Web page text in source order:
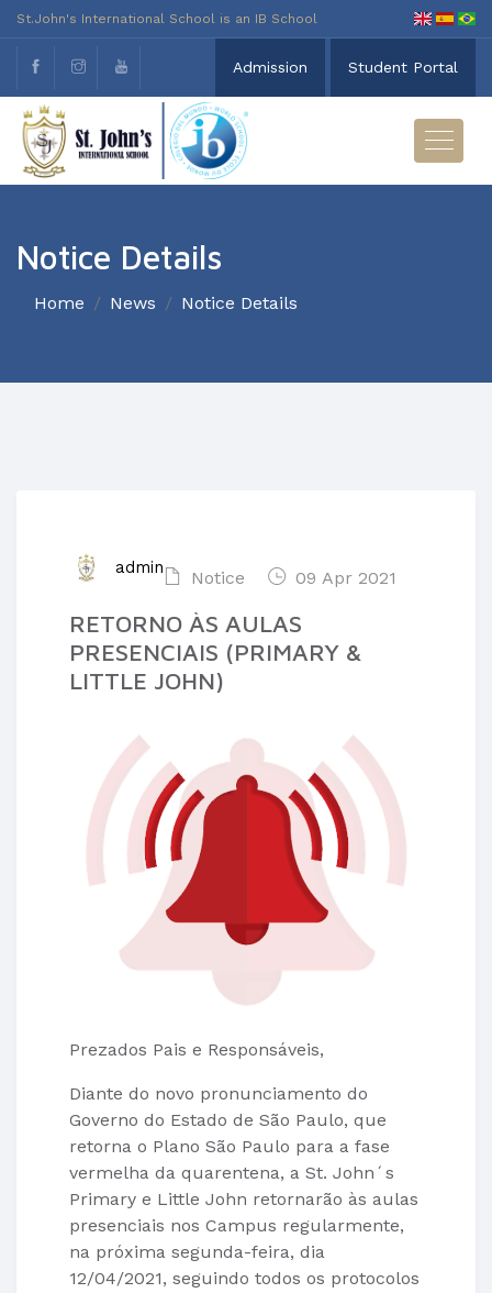
St.John's International School is an IB School
Admission Student Portal
Notice Details
Home News Notice Details
admin Notice 09 Apr 2021
RETORNO ÀS AULAS
PRESENCIAIS (PRIMARY &
LITTLE JOHN)
Prezados Pais e Responsáveis,
Diante do novo pronunciamento do
Governo do Estado de São Paulo, que
retorna o Plano São Paulo para a fase
vermelha da quarentena, a St. John´s
Primary e Little John retornarão às aulas
presenciais nos Campus regularmente,
na próxima segunda-feira, dia
12/04/2021, seguindo todos os protocolos